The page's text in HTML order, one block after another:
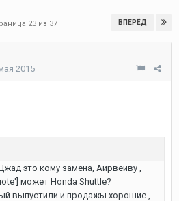
ВПЕРЁД
23 из 37
2015
это кому замена, Айрвейву ,
может Honda Shuttle?
выпустили и продажы хорошие ,